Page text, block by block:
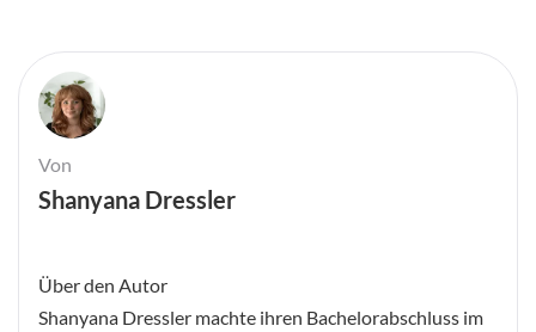
Von
Shanyana Dressler
Über den Autor
Shanyana Dressler machte ihren Bachelorabschluss im